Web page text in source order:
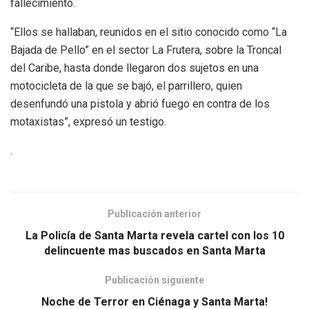
fallecimiento.
“Ellos se hallaban, reunidos en el sitio conocido como “La
Bajada de Pello” en el sector La Frutera, sobre la Troncal
del Caribe, hasta donde llegaron dos sujetos en una
motocicleta de la que se bajó, el parrillero, quien
desenfundó una pistola y abrió fuego en contra de los
motaxistas”, expresó un testigo.
.
Publicación anterior
La Policía de Santa Marta revela cartel con los 10
delincuente mas buscados en Santa Marta
Publicación siguiente
Noche de Terror en Ciénaga y Santa Marta!